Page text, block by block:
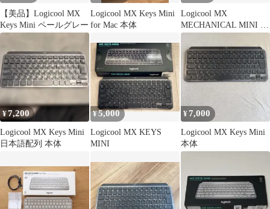
【美品】Logicool MX
Keys Mini ペールグレー
Logicool MX Keys Mini
for Mac 本体
Logicool MX
MECHANICAL MINI キ
ーボード 本体
¥7,200
Logicool MX Keys Mini
日本語配列 本体
¥5,000
Logicool MX KEYS
MINI
¥ 7,000
Logicool MX Keys Mini
本体